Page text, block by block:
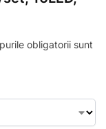
obligatorii sunt